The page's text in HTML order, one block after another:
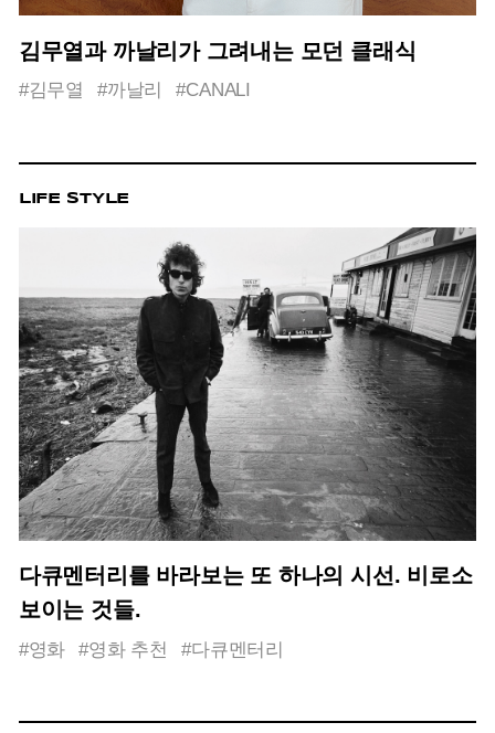
김무열과 까날리가 그려내는 모던 클래식
#김무열 #까날리 #CANALI
LIFE STYLE
다큐멘터리를 바라보는 또 하나의 시선. 비로소
보이는 것들.
#영화 #영화 추천 #다큐멘터리